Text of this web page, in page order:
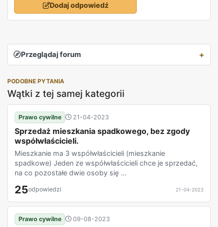
Dodaj odpowiedź
Przeglądaj forum
PODOBNE PYTANIA
Wątki z tej samej kategorii
Prawo cywilne 21-04-2023
Sprzedaż mieszkania spadkowego, bez zgody
współwłaścicieli.
Mieszkanie ma 3 współwłaścicieli (mieszkanie
spadkowe) Jeden ze współwłaścicieli chce je sprzedać,
na co pozostałe dwie osoby się ...
25odpowiedzi 21-04-2023
Prawo cywilne 09-08-2023